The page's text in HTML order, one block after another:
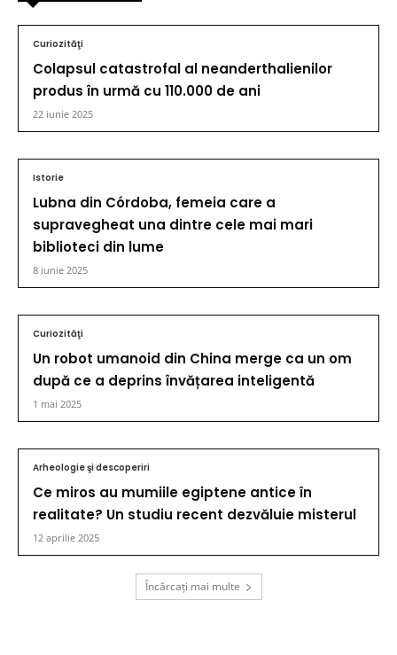
Curiozităţi
Colapsul catastrofal al neanderthalienilor
produs în urmă cu 110.000 de ani
22 iunie 2025
Istorie
Lubna din Córdoba, femeia care a
supravegheat una dintre cele mai mari
biblioteci din lume
8 iunie 2025
Curiozităţi
Un robot umanoid din China merge ca un om
după ce a deprins învățarea inteligentă
1 mai 2025
Arheologie şi descoperiri
Ce miros au mumiile egiptene antice în
realitate? Un studiu recent dezvăluie misterul
12 aprilie 2025
Încărcați mai multe